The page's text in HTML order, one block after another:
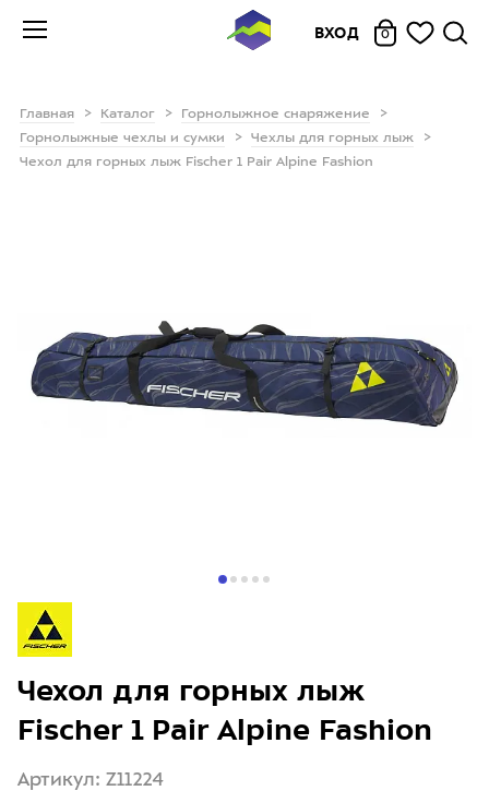
ВХОД 0
Главная Каталог
Горнолыжное снаряжение
Горнолыжные чехлы и сумки
Чехлы для горных лыж
Чехол для горных лыж Fischer 1 Pair Alpine Fashion
Чехол для горных лыж
Fischer 1 Pair Alpine Fashion
Артикул: Z11224